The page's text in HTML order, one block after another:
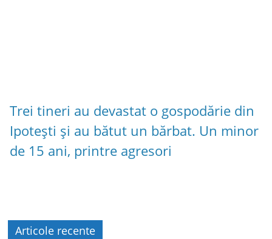
Trei tineri au devastat o gospodărie din
Ipotești și au bătut un bărbat. Un minor
de 15 ani, printre agresori
Articole recente